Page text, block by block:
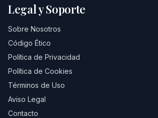
Legal y Soporte
Sobre Nosotros
Código Ético
Política de Privacidad
Política de Cookies
Términos de Uso
Aviso Legal
Contacto